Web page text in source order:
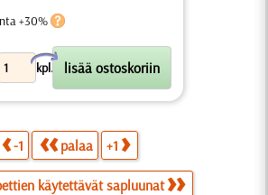
+30%
kpl.
X
-1 palaa +1
käytettävät sapluunat